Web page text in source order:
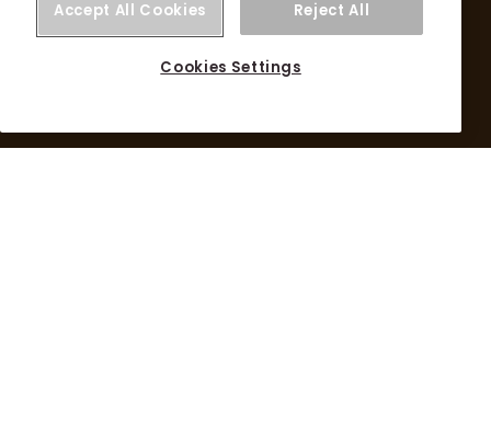
Accept All Cookies Reject All
Cookies Settings